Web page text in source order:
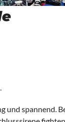
und spannend.